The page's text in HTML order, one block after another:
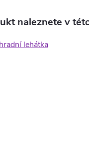
naleznete v
lehátka